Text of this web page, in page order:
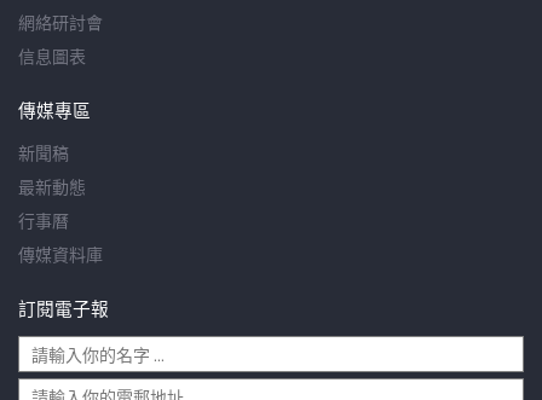
網絡研討會
信息圖表
傳媒專區
新聞稿
最新動態
行事曆
傳媒資料庫
訂閱電子報